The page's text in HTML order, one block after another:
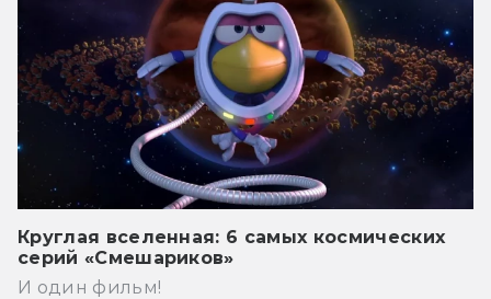
Круглая вселенная: 6 самых космических
серий «Смешариков»
И один фильм!